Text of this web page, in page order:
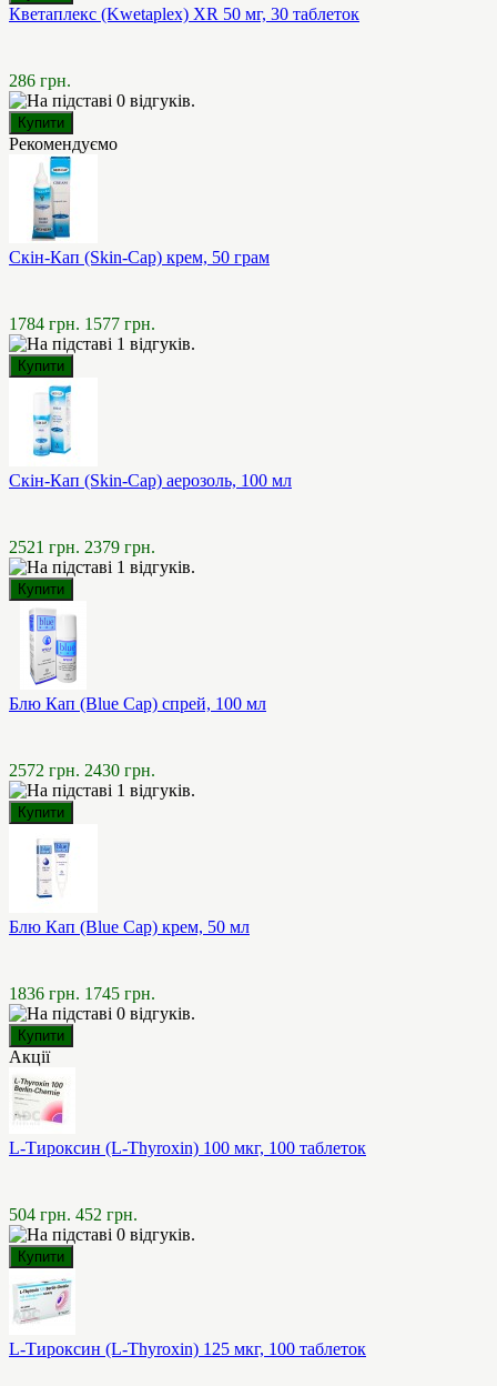
Кветаплекс (Kwetaplex) XR 50 мг, 30 таблеток
286 грн.
Рекомендуємо
Скін-Кап (Skin-Cap) крем, 50 грам
1784 грн. 1577 грн.
Скін-Кап (Skin-Cap) аерозоль, 100 мл
2521 грн. 2379 грн.
Блю Кап (Blue Cap) спрей, 100 мл
2572 грн. 2430 грн.
Блю Кап (Blue Cap) крем, 50 мл
1836 грн. 1745 грн.
Акції
L-Тироксин (L-Thyroxin) 100 мкг, 100 таблеток
504 грн. 452 грн.
L-Тироксин (L-Thyroxin) 125 мкг, 100 таблеток